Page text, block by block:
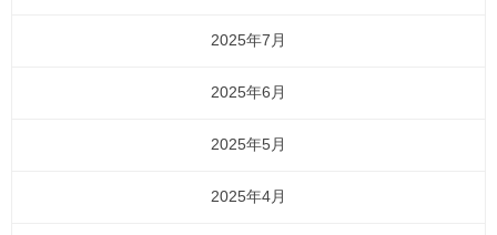
2025年7月
2025年6月
2025年5月
2025年4月